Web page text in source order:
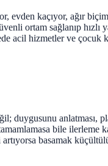
evden kaçıyor, ağır
ortam sağlanıp hızlı
acil hizmetler ve çocuk
duygusunu anlatması,
bile ilerleme
basamak